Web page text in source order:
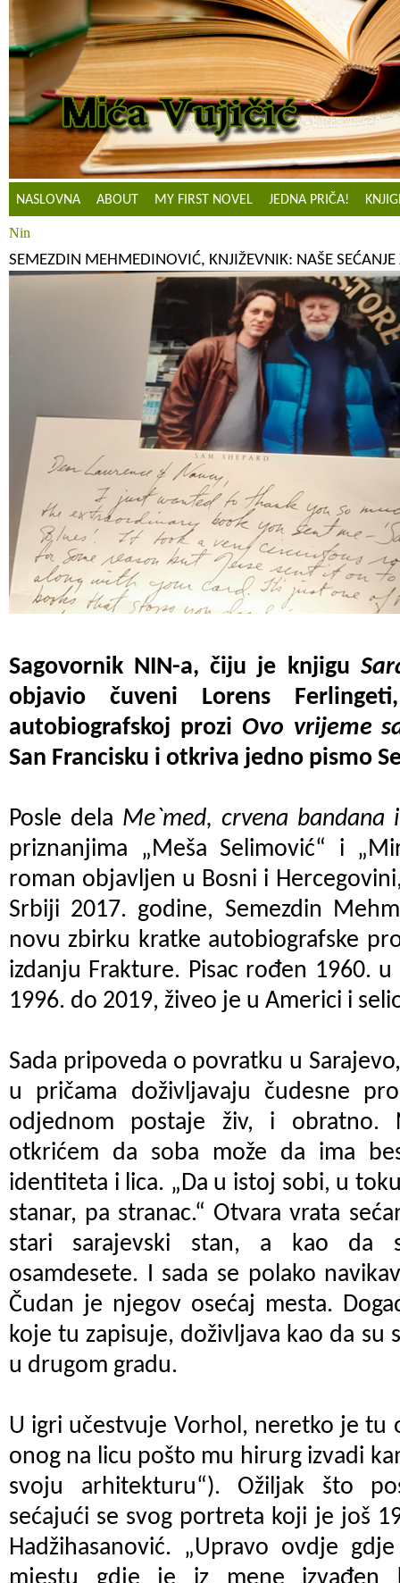
NASLOVNA ABOUT MY FIRST NOVEL JEDNA PRIČA!
Nin
SEMEZDIN MEHMEDINOVIĆ, KNJIŽEVNIK: NAŠE SEĆANJE
Sagovornik NIN-a, čiju je knjigu
objavio čuveni Lorens
autobiografskoj prozi Ovo vrijeme
San Francisku i otkriva jedno pismo
Posle dela Me`med, crvena bandana
priznanjima „Meša Selimović“ i
roman objavljen u Bosni i
Srbiji 2017. godine, Semezdin
novu zbirku kratke autobiografske
izdanju Frakture. Pisac rođen 1960.
1996. do 2019, živeo je u Americi i
Sada pripoveda o povratku u
u pričama doživljavaju čudesne
odjednom postaje živ, i obratno.
otkrićem da soba može da ima
identiteta i lica. „Da u istoj sobi, u
stanar, pa stranac.“ Otvara vrata
stari sarajevski stan, a kao da
osamdesete. I sada se polako
Čudan je njegov osećaj mesta.
koje tu zapisuje, doživljava kao da su
u drugom gradu.
U igri učestvuje Vorhol, neretko je tu
onog na licu pošto mu hirurg izvadi
svoju arhitekturu“). Ožiljak što
sećajući se svog portreta koji je još
Hadžihasanović. „Upravo ovdje